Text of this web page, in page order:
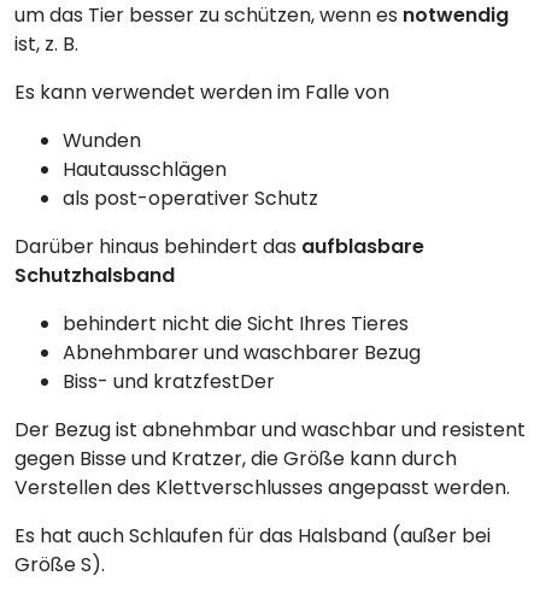
um das Tier besser zu schützen, wenn es notwendig
ist, z. B.
Es kann verwendet werden im Falle von
Wunden
Hautausschlägen
als post-operativer Schutz
Darüber hinaus behindert das aufblasbare
Schutzhalsband
behindert nicht die Sicht Ihres Tieres
Abnehmbarer und waschbarer Bezug
Biss- und kratzfestDer
Der Bezug ist abnehmbar und waschbar und resistent
gegen Bisse und Kratzer, die Größe kann durch
Verstellen des Klettverschlusses angepasst werden.
Es hat auch Schlaufen für das Halsband (außer bei
Größe S).